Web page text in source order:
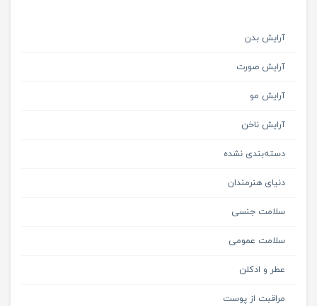
آرایش بدن
آرایش صورت
آرایش مو
آرایش ناخن
دسته‌بندی نشده
دنیای هنرمندان
سلامت جنسی
سلامت عمومی
عطر و ادکلن
مراقبت از پوست